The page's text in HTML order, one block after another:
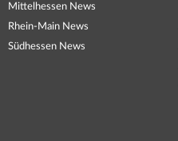
Mittelhessen News
Rhein-Main News
Südhessen News